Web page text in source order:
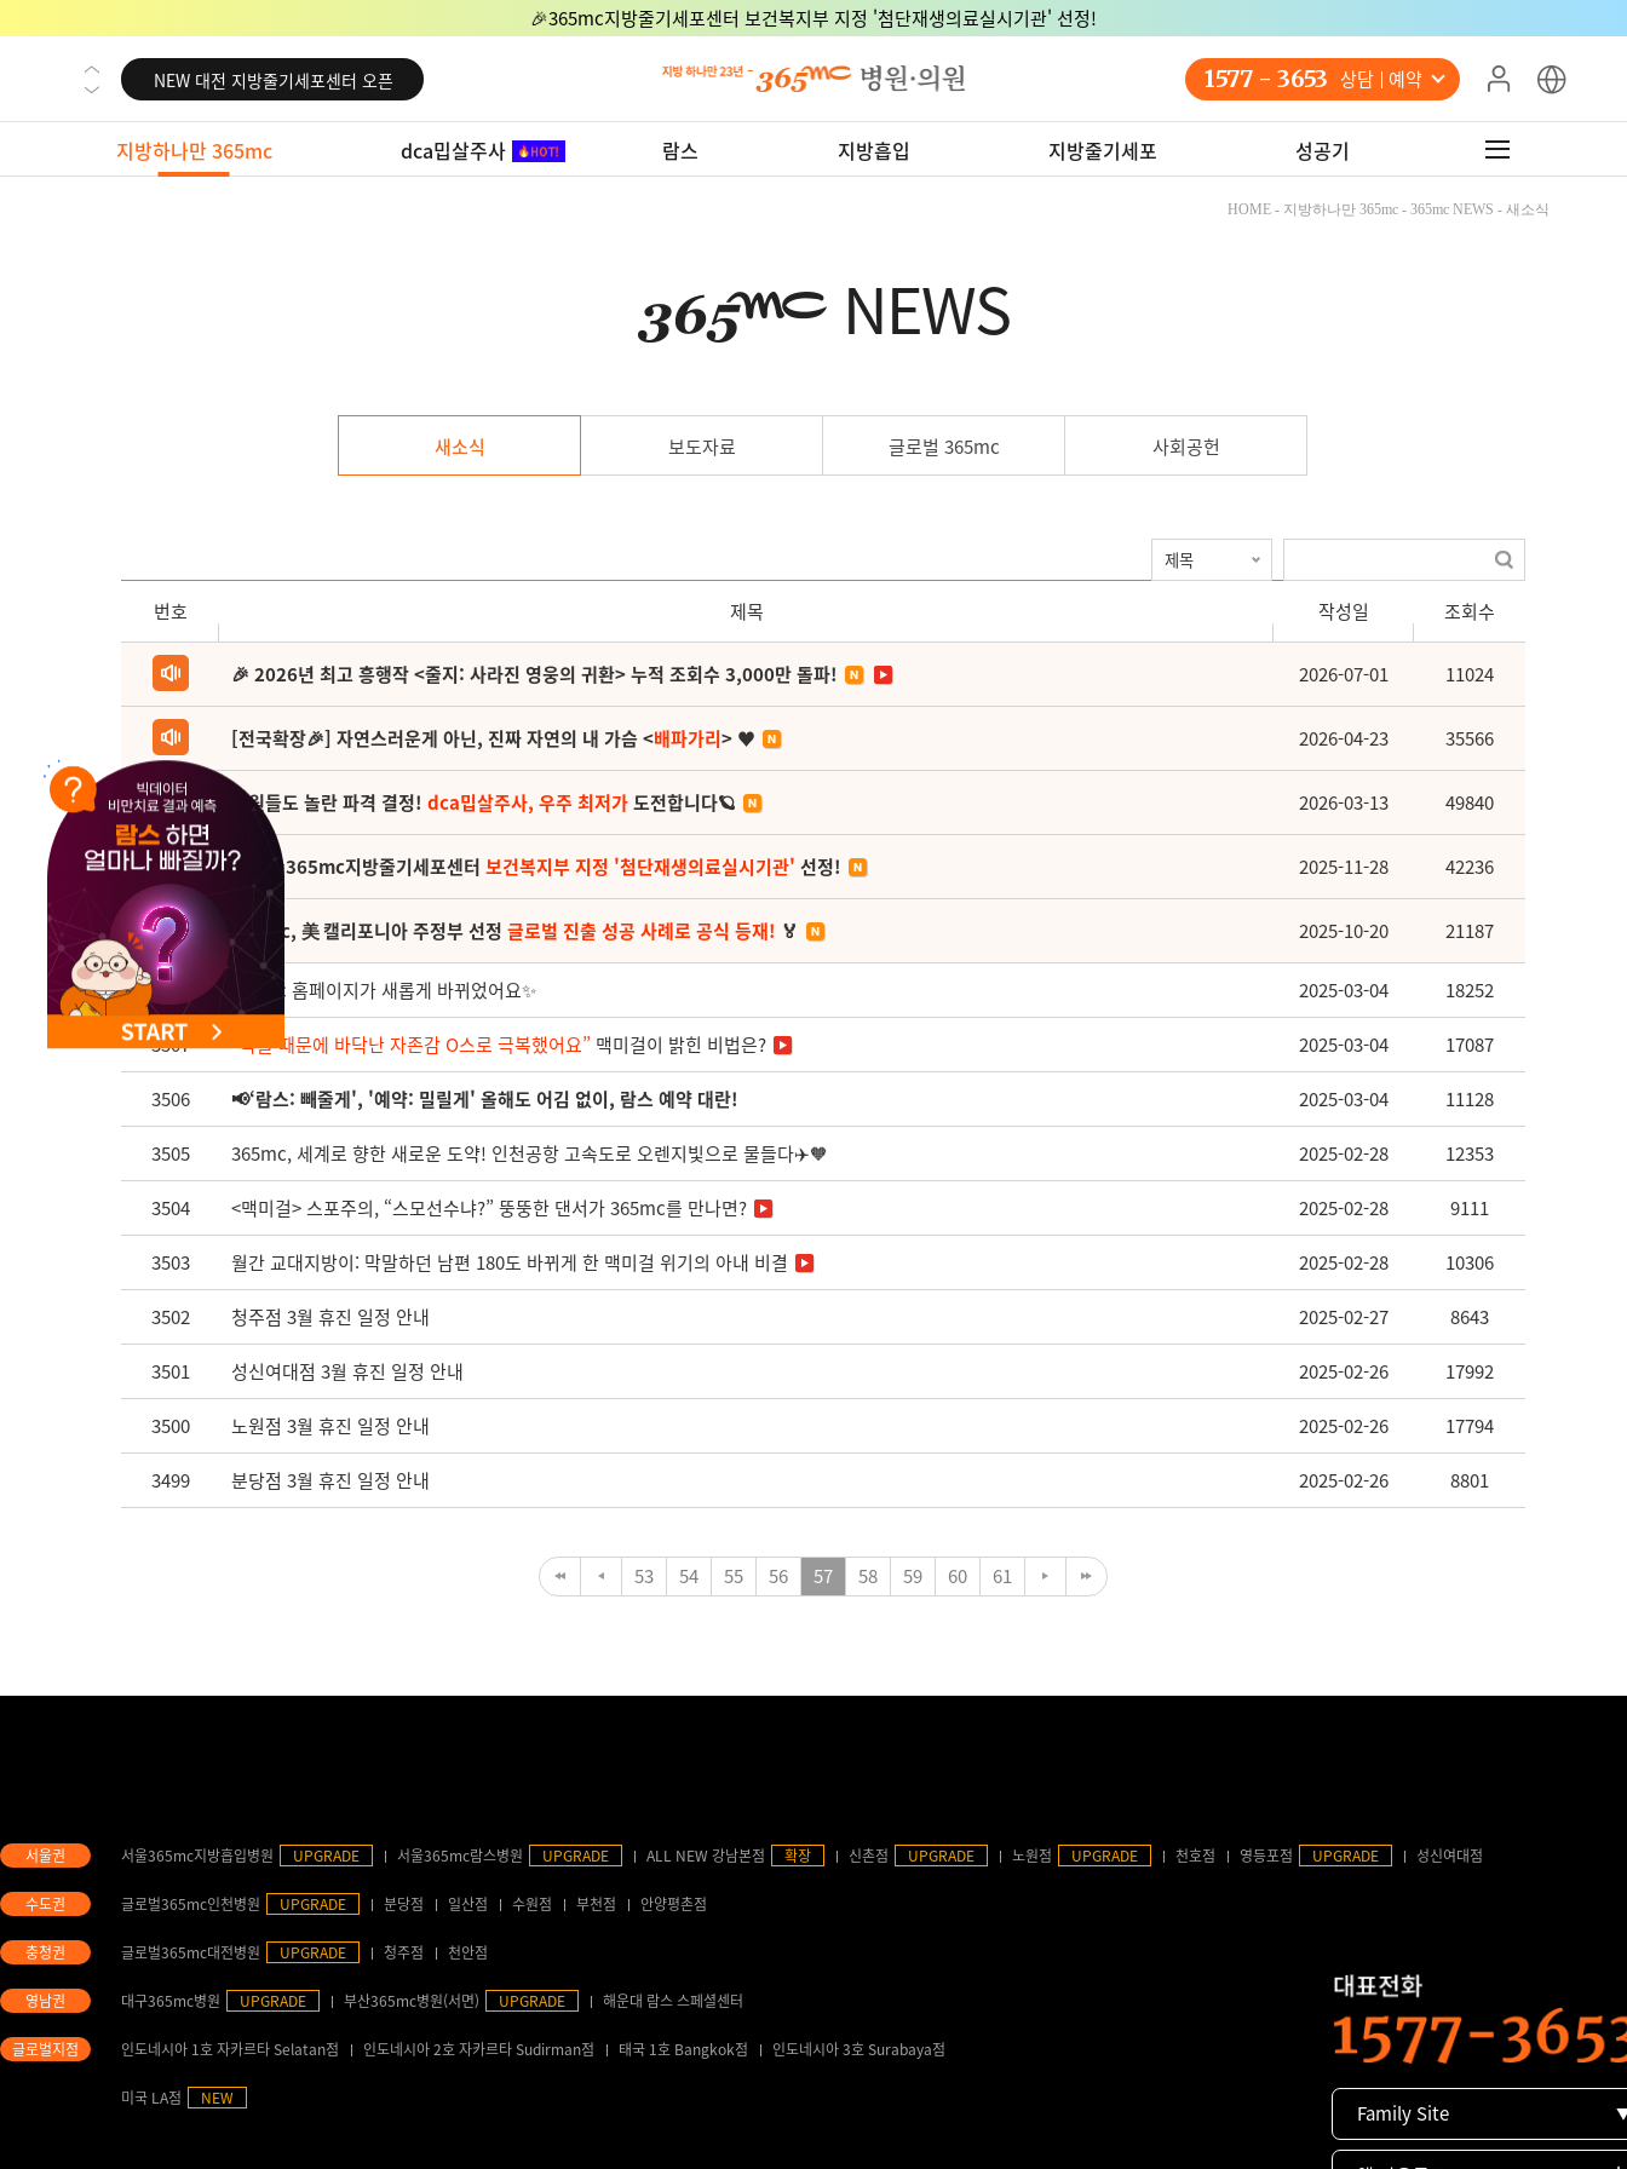
🎉365mc지방줄기세포센터 보건복지부 지정 '첨단재생의료실시기관' 선정!
NEW 교대 지방줄기세포센터 오픈
NEW 대전 지방줄기세포센터 오픈
NEW 노원 지방줄기세포센터 오픈
NEW 미국 LA점 오픈
NEW 미국 LA점 오픈
1577 - 3653 상담 예약
지방하나만 365mc dca밉살주사 람스 지방흡입 지방줄기세포 성공기
HOME - 지방하나만 365mc - 365mc NEWS - 새소식
NEWS
새소식 보도자료 글로벌 365mc 사회공헌
번호 제목 작성일 조회수
🎉 2026년 최고 흥행작 <줄지: 사라진 영웅의 귀환> 누적 조회수 3,000만 돌파! 2026-07-01 11024
[전국확장🎉] 자연스러운게 아닌, 진짜 자연의 내 가슴 <배파가리> ♥ 2026-04-23 35566
직원들도 놀란 파격 결정! dca밉살주사, 우주 최저가도전합니다🪐 2026-03-13 49840
(축) 🎉365mc지방줄기세포센터 보건복지부 지정 '첨단재생의료실시기관' 선정! 2025-11-28 42236
365mc, 美 캘리포니아 주정부 선정 글로벌 진출 성공 사례로 공식 등재! 🏅 2025-10-20 21187
3508 365mc 홈페이지가 새롭게 바뀌었어요✨ 2025-03-04 18252
3507 “악플 때문에 바닥난 자존감 O스로 극복했어요” 맥미걸이 밝힌 비법은? 2025-03-04 17087
3506 📢‘람스: 빼줄게', '예약: 밀릴게' 올해도 어김 없이, 람스 예약 대란! 2025-03-04 11128
3505 365mc, 세계로 향한 새로운 도약! 인천공항 고속도로 오렌지빛으로 물들다✈️🧡 2025-02-28 12353
3504 <맥미걸> 스포주의, “스모선수냐?” 뚱뚱한 댄서가 365mc를 만나면? 2025-02-28 9111
3503 월간 교대지방이: 막말하던 남편 180도 바뀌게 한 맥미걸 위기의 아내 비결 2025-02-28 10306
3502 청주점 3월 휴진 일정 안내 2025-02-27 8643
3501 성신여대점 3월 휴진 일정 안내 2025-02-26 17992
3500 노원점 3월 휴진 일정 안내 2025-02-26 17794
3499 분당점 3월 휴진 일정 안내 2025-02-26 8801
53 54 55 56 57 58 59 60 61
서울365mc지방흡입병원 UPGRADE 서울365mc람스병원 UPGRADE ALL NEW 강남본점 확장 신촌점 UPGRADE 노원점 UPGRADE 천호점 영등포점 UPGRADE 성신여대점
글로벌365mc인천병원 UPGRADE 분당점 일산점 수원점 부천점 안양평촌점
글로벌365mc대전병원 UPGRADE 청주점 천안점
대구365mc병원 UPGRADE 부산365mc병원(서면) UPGRADE 해운대 람스 스페셜센터
인도네시아 1호 자카르타 Selatan점 인도네시아 2호 자카르타 Sudirman점 태국 1호 Bangkok점 인도네시아 3호 Surabaya점
미국 LA점 NEW
Family Site